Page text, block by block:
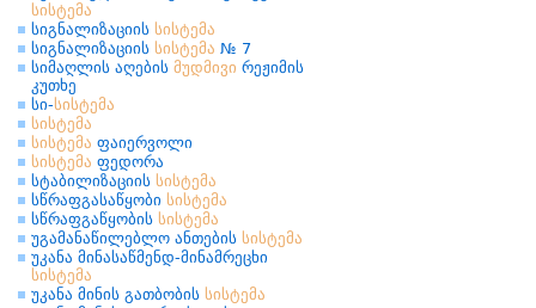
სისტემა
სიგნალიზაციის სისტემა
სიგნალიზაციის სისტემა № 7
სიმაღლის აღების მუდმივი რეჟიმის
კუთხე
სი-სისტემა
სისტემა
სისტემა ფაიერვოლი
სისტემა ფედორა
სტაბილიზაციის სისტემა
სწრაფგასაწყობი სისტემა
სწრაფგაწყობის სისტემა
უგამანაწილებლო ანთების სისტემა
უკანა მინასაწმენდ-მინამრეცხი
სისტემა
უკანა მინის გათბობის სისტემა